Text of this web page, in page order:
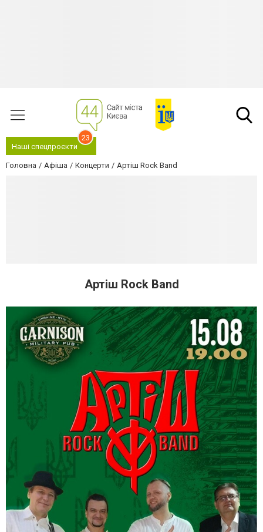
Наші спецпроєкти
23
Головна Афіша Концерти Артіш Rock Band
Артіш Rock Band